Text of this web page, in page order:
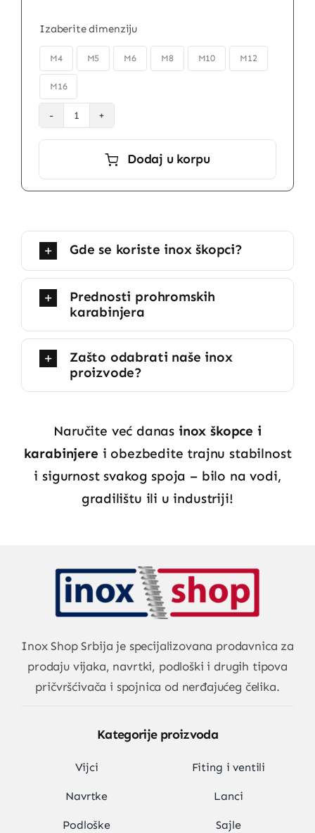
1.238,40 rsd
Izaberite dimenziju
M4 M5 M6 M8 M10 M12
M16
Prohromski
škopci
AISI316
Dodaj u korpu
Gde se koriste inox škopci?
Prednosti prohromskih
karabinjera
Zašto odabrati naše inox
proizvode?
Naručite već danas inox škopce i
karabinjere i obezbedite trajnu stabilnost
i sigurnost svakog spoja – bilo na vodi,
gradilištu ili u industriji!
Inox Shop Srbija je specijalizovana prodavnica za
prodaju vijaka, navrtki, podloški i drugih tipova
pričvršćivača i spojnica od nerđajućeg čelika.
Kategorije proizvoda
Vijci
Navrtke
Podloške
Fiting i ventili
Lanci
Sajle